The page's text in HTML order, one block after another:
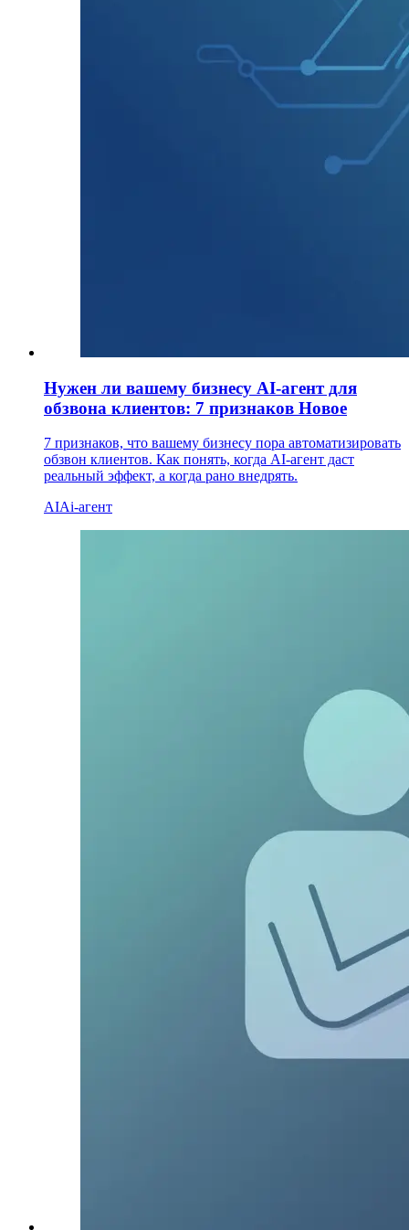
Нужен ли вашему бизнесу AI-агент для
обзвона клиентов: 7 признаков Новое
7 признаков, что вашему бизнесу пора автоматизировать
обзвон клиентов. Как понять, когда AI-агент даст
реальный эффект, а когда рано внедрять.
AIAi-агент